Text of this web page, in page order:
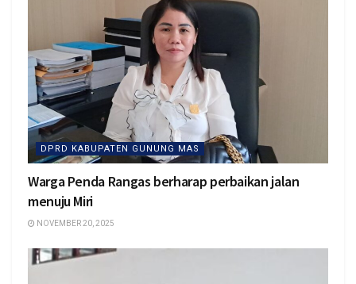
DPRD KABUPATEN GUNUNG MAS
Warga Penda Rangas berharap perbaikan jalan
menuju Miri
NOVEMBER 20, 2025